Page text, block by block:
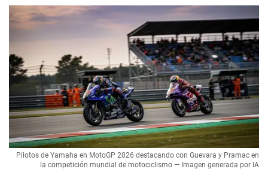
Pilotos de Yamaha en MotoGP 2026 destacando con Guevara y Pramac en
la competición mundial de motociclismo — Imagen generada por IA